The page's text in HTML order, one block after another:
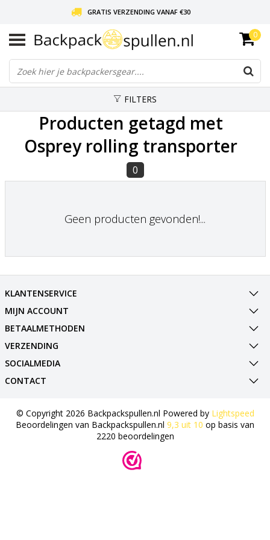
GRATIS VERZENDING VANAF €30
LIEFDE VOOR BACKPACKEN!
30 DAGEN GRATIS RETOUR
0
FILTERS
Producten getagd met
Osprey rolling transporter
0
Geen producten gevonden!...
KLANTENSERVICE
MIJN ACCOUNT
BETAALMETHODEN
VERZENDING
SOCIALMEDIA
CONTACT
© Copyright 2026 Backpackspullen.nl Powered by Lightspeed
Beoordelingen van Backpackspullen.nl 9,3 uit 10 op basis van
2220 beoordelingen